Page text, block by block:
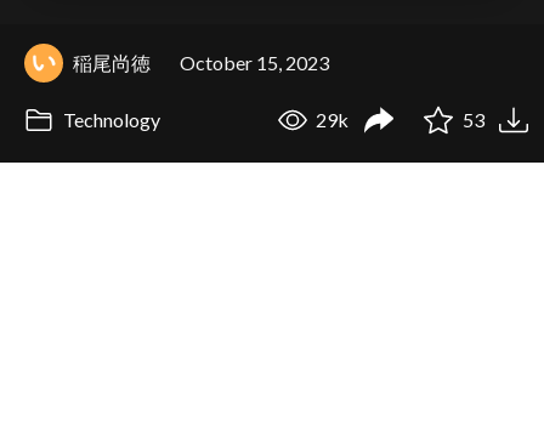
稲尾尚徳 October 15, 2023
Technology 29k 53